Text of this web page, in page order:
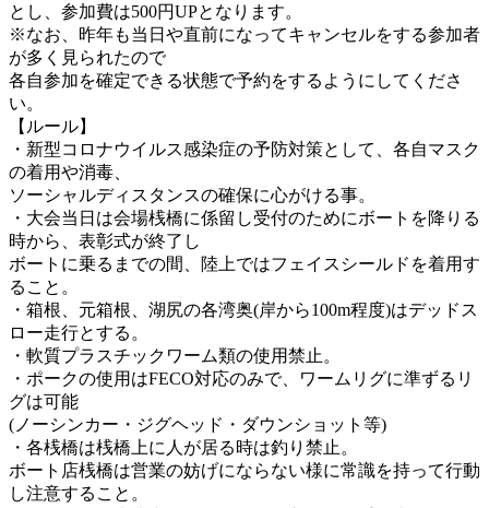
とし、参加費は500円UPとなります。
※なお、昨年も当日や直前になってキャンセルをする参加者
が多く見られたので
各自参加を確定できる状態で予約をするようにしてくださ
い。
【ルール】
・新型コロナウイルス感染症の予防対策として、各自マスク
の着用や消毒、
ソーシャルディスタンスの確保に心がける事。
・大会当日は会場桟橋に係留し受付のためにボートを降りる
時から、表彰式が終了し
ボートに乗るまでの間、陸上ではフェイスシールドを着用す
ること。
・箱根、元箱根、湖尻の各湾奥(岸から100m程度)はデッドス
ロー走行とする。
・軟質プラスチックワーム類の使用禁止。
・ポークの使用はFECO対応のみで、ワームリグに準ずるリ
グは可能
(ノーシンカー・ジグヘッド・ダウンショット等)
・各桟橋は桟橋上に人が居る時は釣り禁止。
ボート店桟橋は営業の妨げにならない様に常識を持って行動
し注意すること。